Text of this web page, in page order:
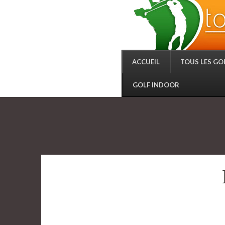
ACCUEIL TOUS LES
GOLF INDOOR